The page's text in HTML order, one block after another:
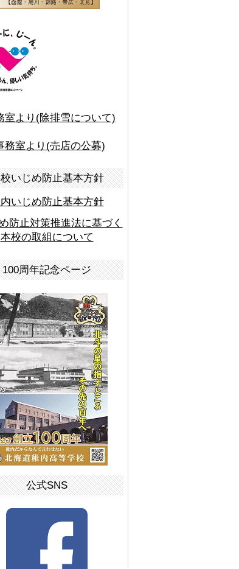
室より(除排雪について)
務室より(売店の公募)
いじめ防止基本方針
いじめ防止基本方針
防止対策推進法に基づく
本校の取組について
100周年記念ページ
公式SNS